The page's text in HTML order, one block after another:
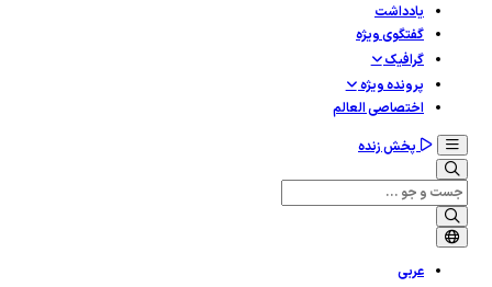
یادداشت
گفتگوی ویژه
گرافيک
پرونده ویژه
اختصاصی العالم
پخش زنده
عربی